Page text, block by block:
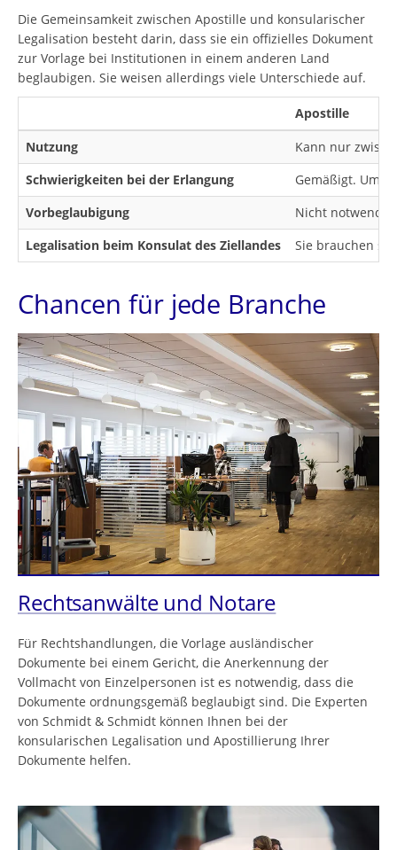
Die Gemeinsamkeit zwischen Apostille und konsularischer
Legalisation besteht darin, dass sie ein offizielles Dokument
zur Vorlage bei Institutionen in einem anderen Land
beglaubigen. Sie weisen allerdings viele Unterschiede auf.
Apostille
Nutzung
Kann nur
Schwierigkeiten bei der Erlangung
Gemäßigt. Um
Vorbeglaubigung
Nicht notwendig.
Legalisation beim Konsulat des Ziellandes
Sie brauchen
Chancen für jede Branche
Rechtsanwälte und Notare
Für Rechtshandlungen, die Vorlage ausländischer
Dokumente bei einem Gericht, die Anerkennung der
Vollmacht von Einzelpersonen ist es notwendig, dass die
Dokumente ordnungsgemäß beglaubigt sind. Die Experten
von Schmidt & Schmidt können Ihnen bei der
konsularischen Legalisation und Apostillierung Ihrer
Dokumente helfen.